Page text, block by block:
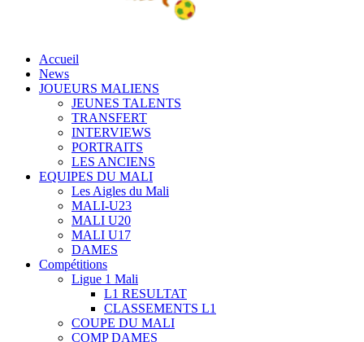
Accueil
News
JOUEURS MALIENS
JEUNES TALENTS
TRANSFERT
INTERVIEWS
PORTRAITS
LES ANCIENS
EQUIPES DU MALI
Les Aigles du Mali
MALI-U23
MALI U20
MALI U17
DAMES
Compétitions
Ligue 1 Mali
L1 RESULTAT
CLASSEMENTS L1
COUPE DU MALI
COMP DAMES